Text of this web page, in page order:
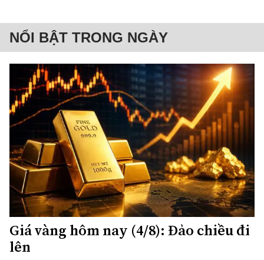
NỔI BẬT TRONG NGÀY
Giá vàng hôm nay (4/8): Đảo chiều đi
lên